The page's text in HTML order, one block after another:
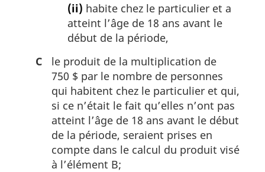
(ii) habite chez le particulier et a
atteint l’âge de 18 ans avant le
début de la période,
C
le produit de la multiplication de
750 $ par le nombre de personnes
qui habitent chez le particulier et qui,
si ce n’était le fait qu’elles n’ont pas
atteint l’âge de 18 ans avant le début
de la période, seraient prises en
compte dans le calcul du produit visé
à l’élément B;